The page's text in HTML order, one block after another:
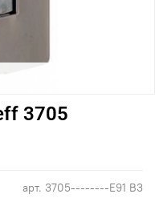
арт. 3705--------E91 B3
3705